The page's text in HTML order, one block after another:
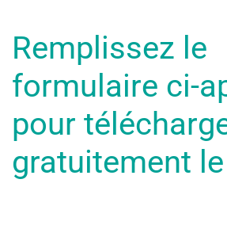
Remplissez le
formulaire ci-
pour
gratuitement